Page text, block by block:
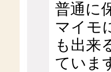
普通に
マイモ
も出来
ていま